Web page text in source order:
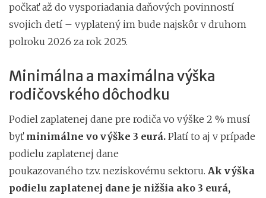
počkať až do vysporiadania daňových povinností
svojich detí – vyplatený im bude najskôr v druhom
polroku 2026 za rok 2025.
Minimálna a maximálna výška
rodičovského dôchodku
Podiel zaplatenej dane pre rodiča vo výške 2 % musí
byť minimálne vo výške 3 eurá. Platí to aj v prípade
podielu zaplatenej dane
poukazovaného tzv. neziskovému sektoru. Ak výška
podielu zaplatenej dane je nižšia ako 3 eurá,